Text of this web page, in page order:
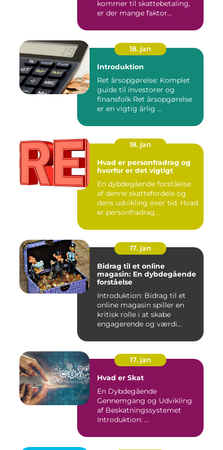
kommer til skattebetaling,
er der mange faktor...
18. jan
Introduktion
Ret årsopgørelse: Komplet
guide til investorer og
finansfolk Ret årsopgørelse
er en vigtig årlig ...
18. jan
Hvad er personfradrag og
hvorfor er det vigtigt
En dybdegående forståelse
af denne skattefordele og
dens udvikling over tid. Hvad
er personfradrag...
17. jan
Bidrag til et online
magasin: En dybdegående
forståelse
Introduktion: Bidrag til et
online magasin spiller en
kritisk rolle i at skabe
engagerende og værdi...
17. jan
Hvad er Skat
En Dybdegående
Gennemgang og Udvikling
af Beskatningssystemet
Introduktion: ...